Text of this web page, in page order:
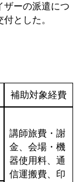
ザーの派遣につ
とした。
補助対象経費
講師旅費・謝
金、会場・機
器使用料、通
信運搬費、印